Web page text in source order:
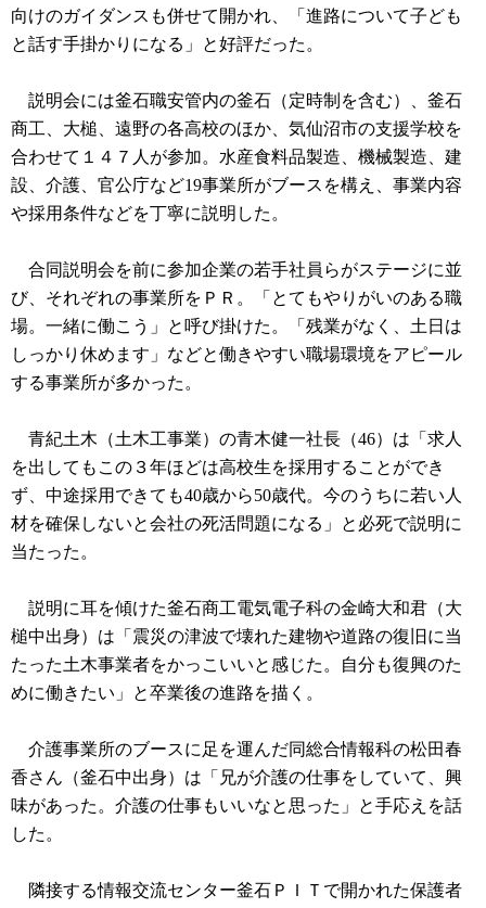
向けのガイダンスも併せて開かれ、「進路について子ども
と話す手掛かりになる」と好評だった。
説明会には釜石職安管内の釜石（定時制を含む）、釜石
商工、大槌、遠野の各高校のほか、気仙沼市の支援学校を
合わせて１４７人が参加。水産食料品製造、機械製造、建
設、介護、官公庁など19事業所がブースを構え、事業内容
や採用条件などを丁寧に説明した。
合同説明会を前に参加企業の若手社員らがステージに並
び、それぞれの事業所をＰＲ。「とてもやりがいのある職
場。一緒に働こう」と呼び掛けた。「残業がなく、土日は
しっかり休めます」などと働きやすい職場環境をアピール
する事業所が多かった。
青紀土木（土木工事業）の青木健一社長（46）は「求人
を出してもこの３年ほどは高校生を採用することができ
ず、中途採用できても40歳から50歳代。今のうちに若い人
材を確保しないと会社の死活問題になる」と必死で説明に
当たった。
説明に耳を傾けた釜石商工電気電子科の金崎大和君（大
槌中出身）は「震災の津波で壊れた建物や道路の復旧に当
たった土木事業者をかっこいいと感じた。自分も復興のた
めに働きたい」と卒業後の進路を描く。
介護事業所のブースに足を運んだ同総合情報科の松田春
香さん（釜石中出身）は「兄が介護の仕事をしていて、興
味があった。介護の仕事もいいなと思った」と手応えを話
した。
隣接する情報交流センター釜石ＰＩＴで開かれた保護者